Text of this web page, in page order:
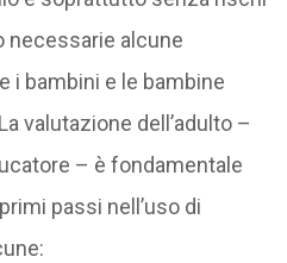
necessarie alcune
i bambini e le bambine
valutazione dell’adulto –
– è fondamentale
passi nell’uso di